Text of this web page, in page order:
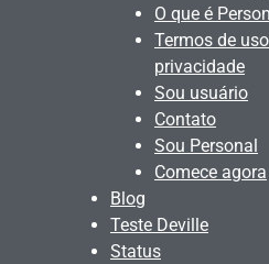
O que é
Termos de
privacidade
Sou usuário
Contato
Sou Personal
Comece agora
Blog
Teste Deville
Status